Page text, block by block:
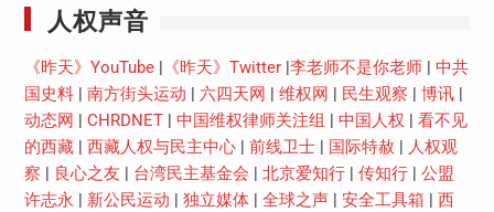
人权声音
《昨天》YouTube| 《昨天》Twitter| 李老师不是你老师| 中共
国史料| 南方街头运动 六四天网 维权网 民生观察 博讯|
动态网
CHRDNET| 中国维权律师关注组 中国人权
看不见
的西藏| 西藏人权与民主中心| 前线卫士| 国际特赦
人权观
察
良心之友 台湾民主基金会 北京爱知行| 传知行| 公盟
许志永
新公民运动 独立媒体| 全球之声| 安全工具箱
西